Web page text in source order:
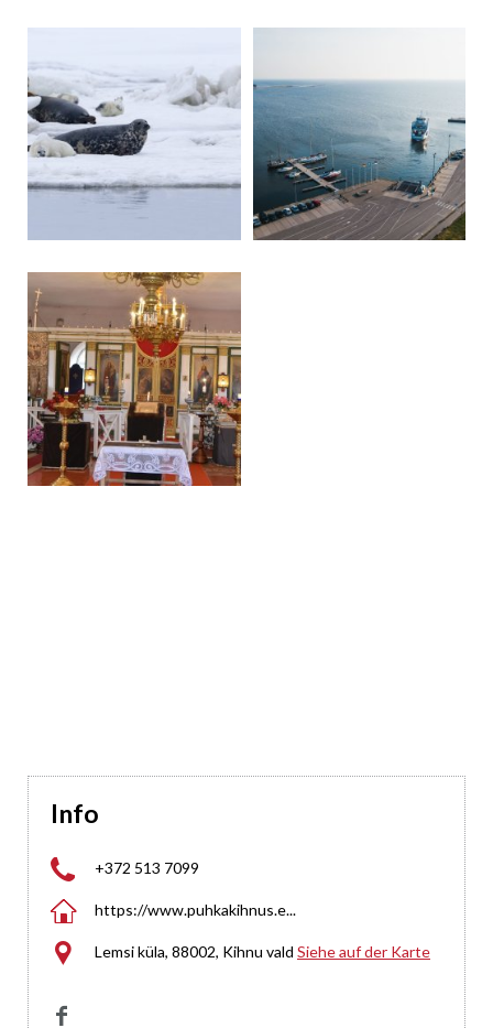
Info
 +372 513 7099
 https://www.puhkakihnus.e...
 Lemsi küla, 88002, Kihnu vald Siehe auf der Karte
